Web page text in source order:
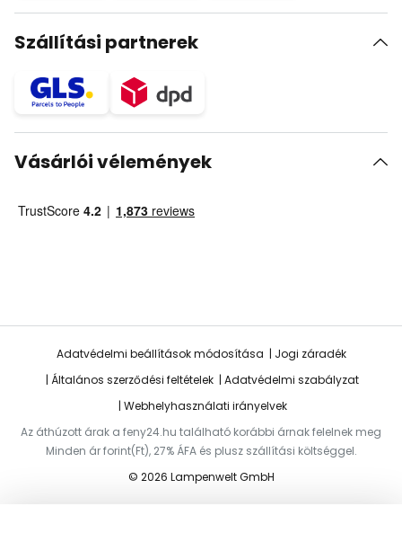
Szállítási partnerek
Vásárlói vélemények
Adatvédelmi beállítások módosítása
Jogi záradék
Általános szerződési feltételek
Adatvédelmi szabályzat
Webhelyhasználati irányelvek
Az áthúzott árak a feny24.hu található korábbi árnak felelnek meg
Minden ár forint(Ft), 27% ÁFA és plusz szállítási költséggel.
© 2026 Lampenwelt GmbH